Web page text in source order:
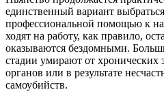
единственный вариант
профессиональной помощью к
ходят на работу, как правило,
оказываются бездомными.
стадии умирают от хронических
органов или в результате
самоубийств.